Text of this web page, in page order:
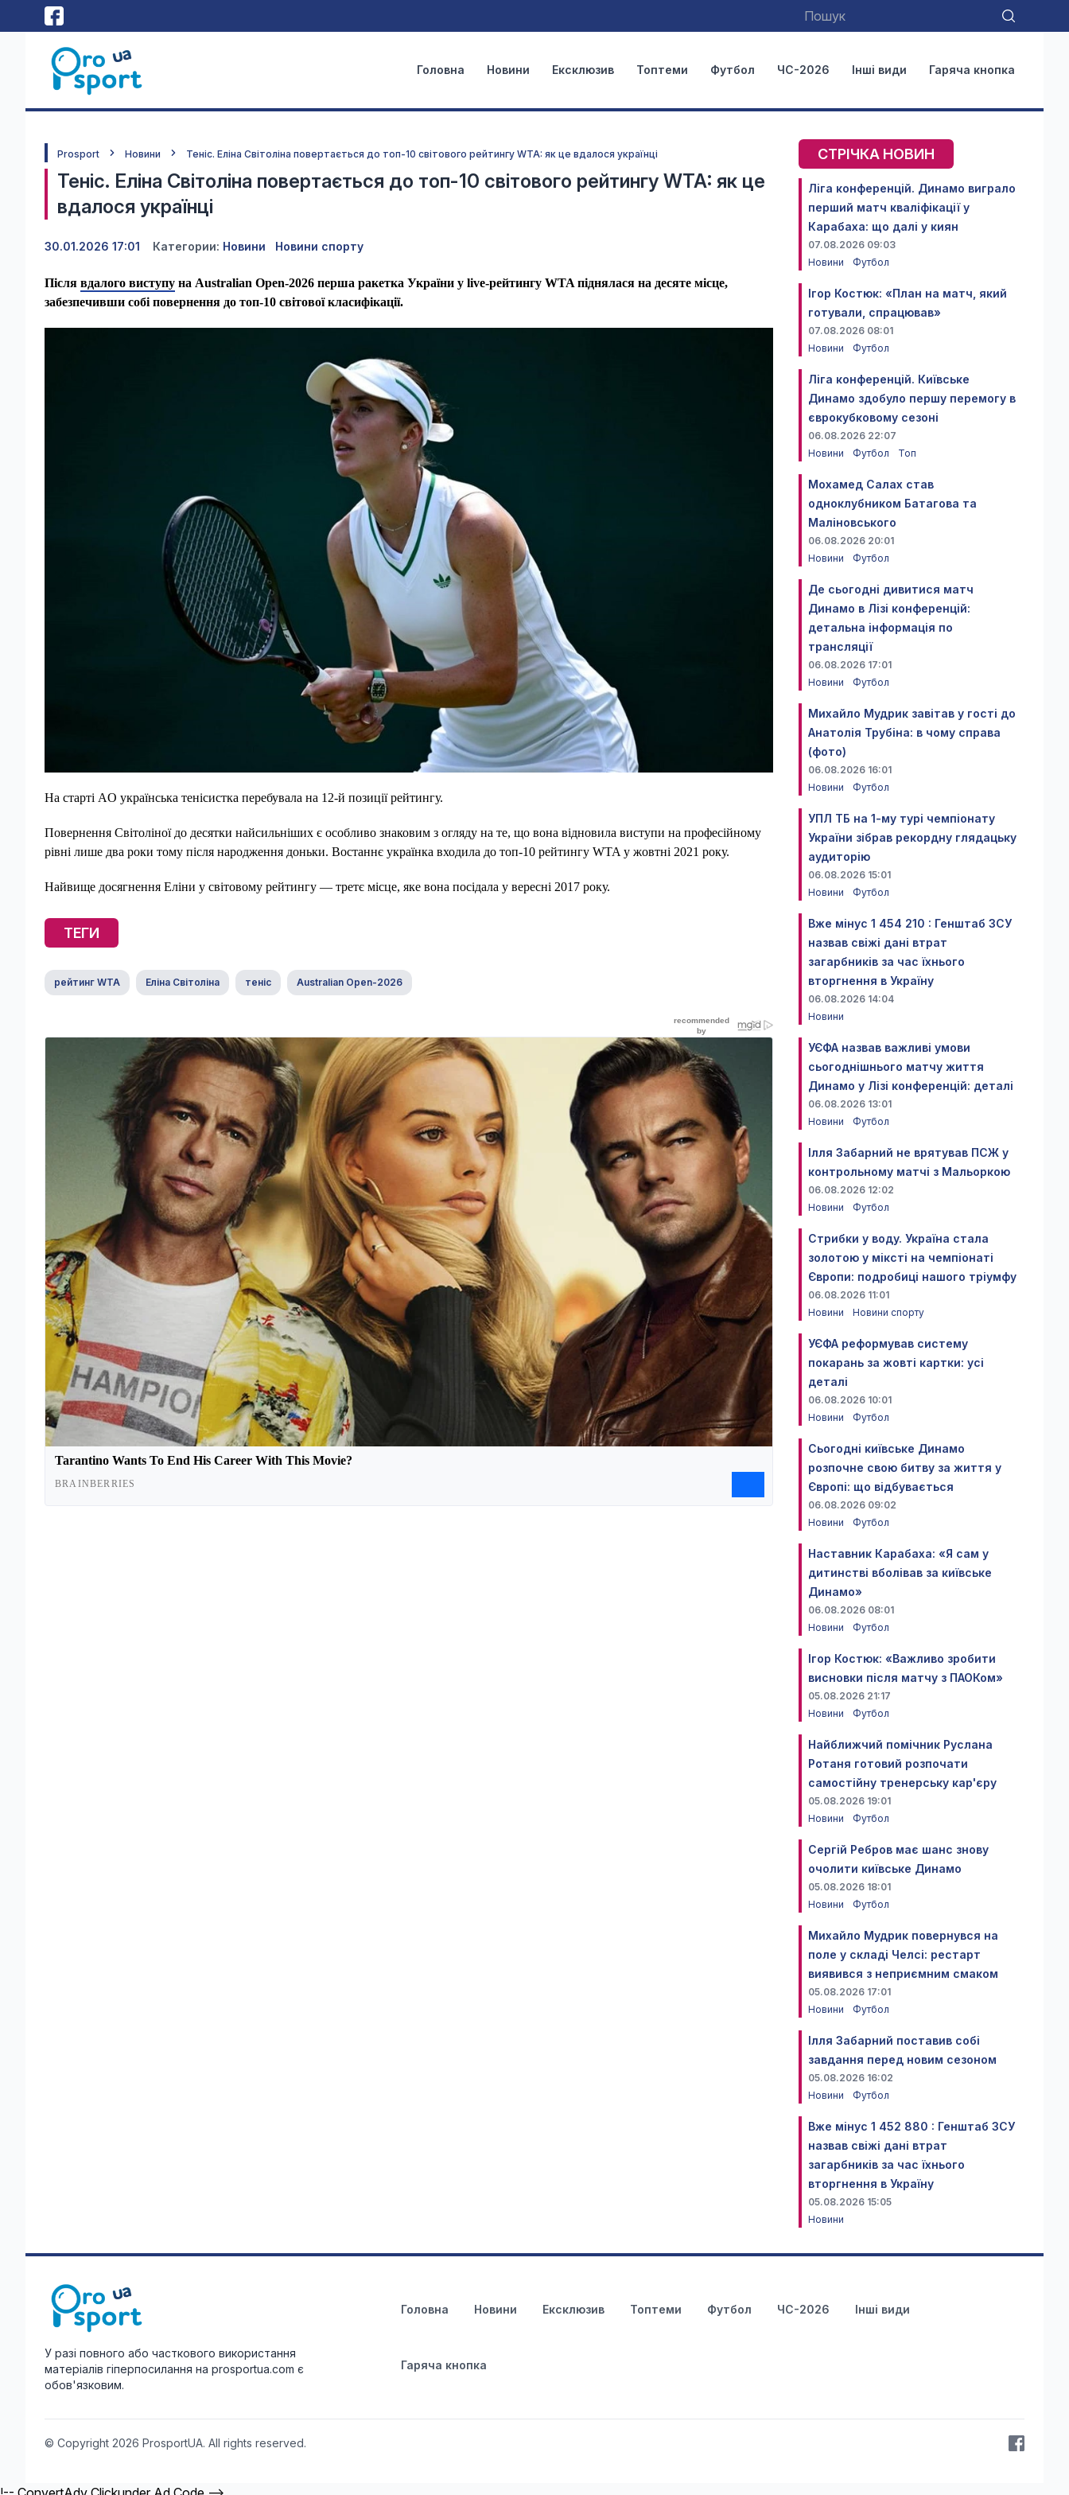
Головна Новини Ексклюзив Топтеми Футбол ЧС-2026 Інші види Гаряча кнопка
Prosport Новини Теніс. Еліна Світоліна повертається до топ-10 світового рейтингу WTA: як це вдалося українці
Теніс. Еліна Світоліна повертається до топ-10 світового рейтингу WTA: як це
вдалося українці
30.01.2026 17:01 Категории: Новини Новини спорту
Після вдалого виступу на Australian Open-2026 перша ракетка України у live-рейтингу WTA піднялася на десяте місце,
забезпечивши собі повернення до топ-10 світової класифікації.
На старті AO українська тенісистка перебувала на 12-й позиції рейтингу.
Повернення Світоліної до десятки найсильніших є особливо знаковим з огляду на те, що вона відновила виступи на професійному
рівні лише два роки тому після народження доньки. Востаннє українка входила до топ-10 рейтингу WTA у жовтні 2021 року.
Найвище досягнення Еліни у світовому рейтингу — третє місце, яке вона посідала у вересні 2017 року.
ТЕГИ
рейтинг WTA Еліна Світоліна теніс Australian Open-2026
СТРІЧКА НОВИН
Ліга конференцій. Динамо виграло
перший матч кваліфікації у
Карабаха: що далі у киян
07.08.2026 09:03
Новини
Футбол
Ігор Костюк: «План на матч, який
готували, спрацював»
07.08.2026 08:01
Новини
Футбол
Ліга конференцій. Київське
Динамо здобуло першу перемогу в
єврокубковому сезоні
06.08.2026 22:07
Новини
Футбол Топ
Мохамед Салах став
одноклубником Батагова та
Маліновського
06.08.2026 20:01
Новини
Футбол
Де сьогодні дивитися матч
Динамо в Лізі конференцій:
детальна інформація по
трансляції
06.08.2026 17:01
Новини
Футбол
Михайло Мудрик завітав у гості до
Анатолія Трубіна: в чому справа
(фото)
06.08.2026 16:01
Новини
Футбол
УПЛ ТБ на 1-му турі чемпіонату
України зібрав рекордну глядацьку
аудиторію
06.08.2026 15:01
Новини
Футбол
Вже мінус 1 454 210 : Генштаб ЗСУ
назвав свіжі дані втрат
загарбників за час їхнього
вторгнення в Україну
06.08.2026 14:04
Новини
УЄФА назвав важливі умови
сьогоднішнього матчу життя
Динамо у Лізі конференцій: деталі
06.08.2026 13:01
Новини
Футбол
Ілля Забарний не врятував ПСЖ у
контрольному матчі з Мальоркою
06.08.2026 12:02
Новини
Футбол
Стрибки у воду. Україна стала
золотою у міксті на чемпіонаті
Європи: подробиці нашого тріумфу
06.08.2026 11:01
Новини
Новини спорту
УЄФА реформував систему
покарань за жовті картки: усі
деталі
06.08.2026 10:01
Новини
Футбол
Сьогодні київське Динамо
розпочне свою битву за життя у
Європі: що відбувається
06.08.2026 09:02
Новини
Футбол
Наставник Карабаха: «Я сам у
дитинстві вболівав за київське
Динамо»
06.08.2026 08:01
Новини
Футбол
Ігор Костюк: «Важливо зробити
висновки після матчу з ПАОКом»
05.08.2026 21:17
Новини
Футбол
Найближчий помічник Руслана
Ротаня готовий розпочати
самостійну тренерську кар'єру
05.08.2026 19:01
Новини
Футбол
Сергій Ребров має шанс знову
очолити київське Динамо
05.08.2026 18:01
Новини
Футбол
Михайло Мудрик повернувся на
поле у складі Челсі: рестарт
виявився з неприємним смаком
05.08.2026 17:01
Новини
Футбол
Ілля Забарний поставив собі
завдання перед новим сезоном
05.08.2026 16:02
Новини
Футбол
Вже мінус 1 452 880 : Генштаб ЗСУ
назвав свіжі дані втрат
загарбників за час їхнього
вторгнення в Україну
05.08.2026 15:05
Новини
У разі повного або часткового використання
матеріалів гіперпосилання на prosportua.com є
обов'язковим.
Головна Новини Ексклюзив Топтеми Футбол ЧС-2026 Інші види
Гаряча кнопка
© Copyright 2026 ProsportUA. All rights reserved.